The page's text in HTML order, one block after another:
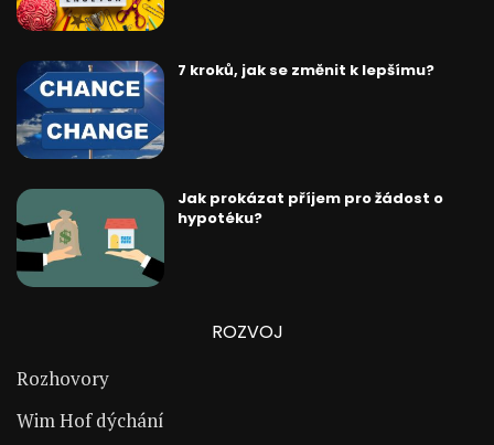
7 kroků, jak se změnit k lepšímu?
Jak prokázat příjem pro žádost o
hypotéku?
ROZVOJ
Rozhovory
Wim Hof dýchání